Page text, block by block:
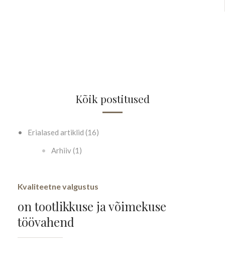
Kõik postitused
Erialased artiklid (16)
Arhiiv (1)
Kvaliteetne valgustus
on tootlikkuse ja võimekuse
töövahend